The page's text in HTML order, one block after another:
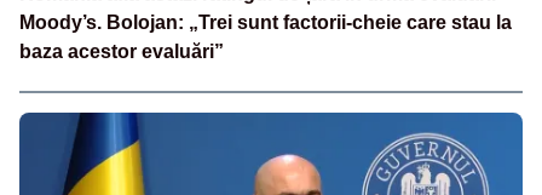
Moody’s. Bolojan: „Trei sunt factorii-cheie care stau la
baza acestor evaluări”